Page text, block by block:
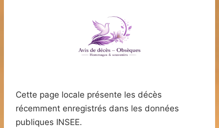
Cette page locale présente les décès
récemment enregistrés dans les données
publiques INSEE.